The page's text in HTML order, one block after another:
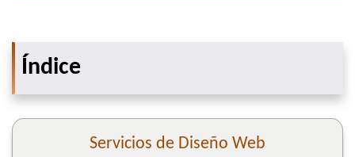
Índice
Servicios de Diseño Web